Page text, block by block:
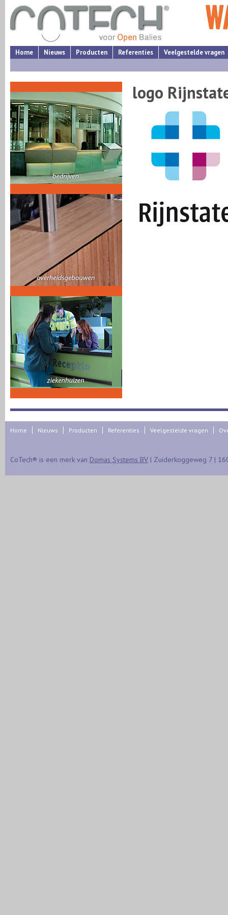
Home Nieuws Producten Referenties Veelgestelde vragen
logo
Home Nieuws Producten Referenties Veelgestelde vragen
CoTech® is een merk van Domas Systems BV | Zuiderkoggeweg 7 |